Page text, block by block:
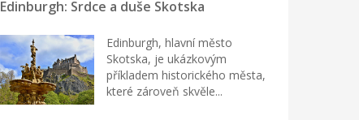
Edinburgh: Srdce a duše Skotska
Edinburgh, hlavní město
Skotska, je ukázkovým
příkladem historického města,
které zároveň skvěle...